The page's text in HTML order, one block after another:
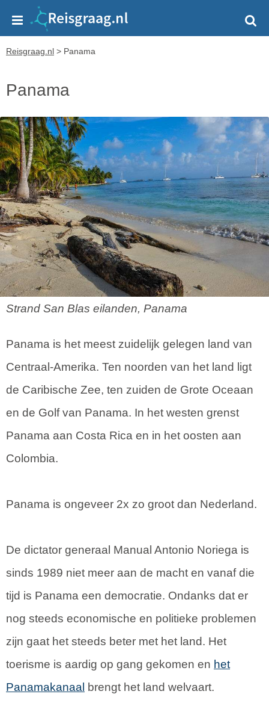
Reisgraag.nl > Panama
Panama
Strand San Blas eilanden, Panama
Panama is het meest zuidelijk gelegen land van
Centraal-Amerika. Ten noorden van het land ligt
de Caribische Zee, ten zuiden de Grote Oceaan
en de Golf van Panama. In het westen grenst
Panama aan Costa Rica en in het oosten aan
Colombia.
Panama is ongeveer 2x zo groot dan Nederland.
De dictator generaal Manual Antonio Noriega is
sinds 1989 niet meer aan de macht en vanaf die
tijd is Panama een democratie. Ondanks dat er
nog steeds economische en politieke problemen
zijn gaat het steeds beter met het land. Het
toerisme is aardig op gang gekomen en het
Panamakanaal brengt het land welvaart.